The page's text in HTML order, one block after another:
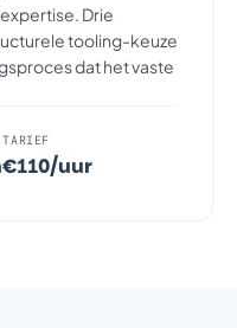
Drie
tooling-keuze
dat het vaste
TARIEF
€110/uur